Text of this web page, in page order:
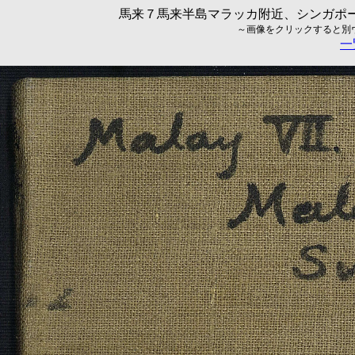
馬来７馬来半島マラッカ附近、シンガ
～画像をクリックすると
一